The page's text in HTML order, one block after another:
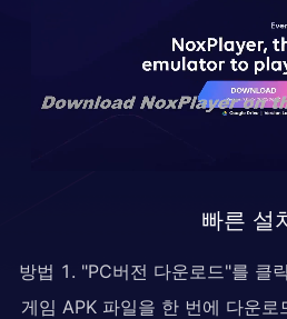
빠른 설
방법 1. "PC버전 다운로드"를 클
게임 APK 파일을 한 번에 다운로